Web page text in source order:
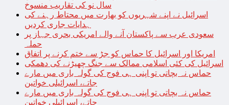
سال نو کی تقاریب منسوخ
اسرائیل نے اپنے شہریوں کو بھارت میں محتاط رہنے کی
ہدایات جاری کردیں
سعودی عرب سے پاکستان آنے والے امریکی بحری جہاز پر
حملہ
امریکا اور اسرائیل کا حماس کو جڑ سے ختم کرنے پر اتفاق
اسرائیل کی کئی اسلامی ممالک سے جنگ چھیڑنے کی دھمکی
حماس نہ بچاتی تو اپنی ہی فوج کی گولہ باری میں مارے
جاتے، اسرائیلی خواتین
حماس نہ بچاتی تو اپنی ہی فوج کی گولہ باری میں مارے
جاتے، اسرائیلی خواتین